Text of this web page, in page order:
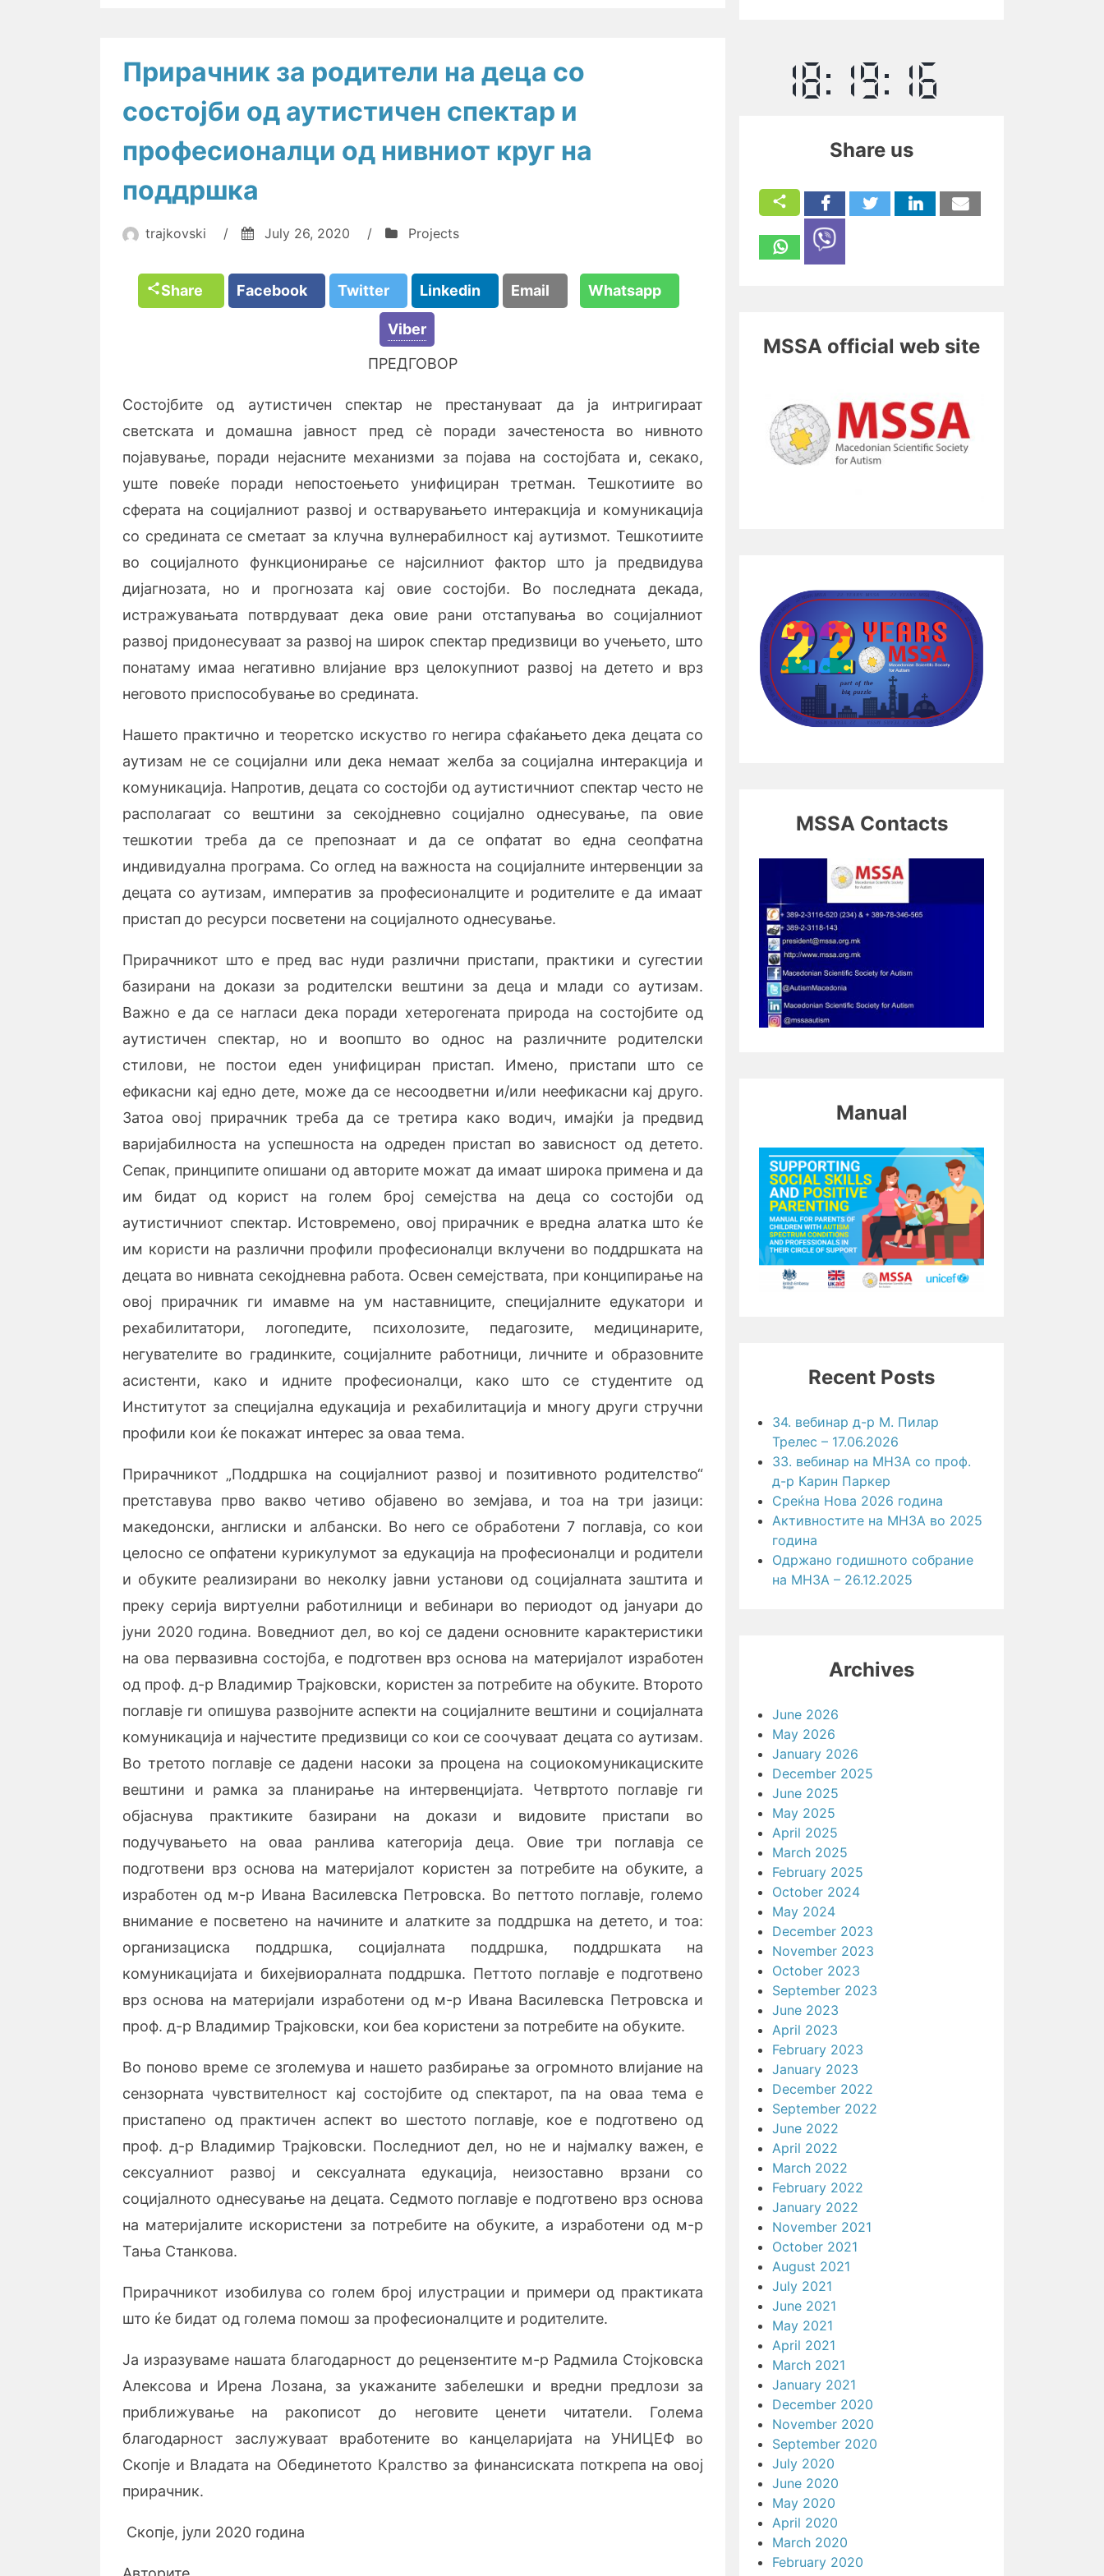
Прирачник за родители на деца со
состојби од аутистичен спектар и
професионалци од нивниот круг на
поддршка
trajkovski / July 26, 2020 / Projects
Share Facebook Twitter Linkedin Email Whatsapp
Viber
ПРЕДГОВОР
Состојбите од аутистичен спектар не престануваат да ја интригираат
светската и домашна јавност пред сèпоради зачестеноста во нивното
појавување, поради нејасните механизми за појава на состојбата и, секако,
уште повеќе поради непостоењето унифициран третман. Тешкотиите во
сферата на социјалниот развој и остварувањето интеракција и комуникација
со средината се сметаат за клучна вулнерабилност кај аутизмот. Тешкотиите
во социјалното функционирање се најсилниот фактор што ја предвидува
дијагнозата, но и прогнозата кај овие состојби. Во последната декада,
истражувањата потврдуваат дека овие рани отстапувања во социјалниот
развој придонесуваат за развој на широк спектар предизвици во учењето, што
понатаму имаа негативно влијание врз целокупниот развој на детето и врз
неговото приспособување во средината.
Нашето практично и теоретско искуство го негира сфаќањето дека децата со
аутизам не се социјални или дека немаат желба за социјална интеракција и
комуникација. Напротив, децата со состојби од аутистичниот спектар често не
располагаат со вештини за секојдневно социјално однесување, па овие
тешкотии треба да се препознаат и да се опфатат во една сеопфатна
индивидуална програма. Со оглед на важноста на социјалните интервенции за
децата со аутизам, императив за професионалците и родителите е да имаат
пристап до ресурси посветени на социјалното однесување.
Прирачникот што е пред вас нуди различни пристапи, практики и сугестии
базирани на докази за родителски вештини за деца и млади со аутизам.
Важно е да се нагласи дека поради хетерогената природа на состојбите од
аутистичен спектар, но и воопшто во однос на различните родителски
стилови, не постои еден унифициран пристап. Имено, пристапи што се
ефикасни кај едно дете, може да се несоодветни и/или неефикасни кај друго.
Затоа овој прирачник треба да се третира како водич, имајќи ја предвид
варијабилноста на успешноста на одреден пристап во зависност од детето.
Сепак, принципите опишани од авторите можат да имаат широка примена и да
им бидат од корист на голем број семејства на деца со состојби од
аутистичниот спектар. Истовремено, овој прирачник е вредна алатка што ќе
им користи на различни профили професионалци вклучени во поддршката на
децата во нивната секојдневна работа. Освен семејствата, при конципирање на
овој прирачник ги имавме на ум наставниците, специјалните едукатори и
рехабилитатори, логопедите, психолозите, педагозите, медицинарите,
негувателите во градинките, социјалните работници, личните и образовните
асистенти, како и идните професионалци, како што се студентите од
Институтот за специјална едукација и рехабилитација и многу други стручни
профили кои ќе покажат интерес за оваа тема.
Прирачникот „Поддршка на социјалниот развој и позитивното родителство“
претставува прво вакво четиво објавено во земјава, и тоа на три јазици:
македонски, англиски и албански. Во него се обработени 7 поглавја, со кои
целосно се опфатени курикулумот за едукација на професионалци и родители
и обуките реализирани во неколку јавни установи од социјалната заштита и
преку серија виртуелни работилници и вебинари во периодот од јануари до
јуни 2020 година. Воведниот дел, во кој се дадени основните карактеристики
на ова первазивна состојба, е подготвен врз основа на материјалот изработен
од проф. д-р Владимир Трајковски, користен за потребите на обуките. Второто
поглавје ги опишува развојните аспекти на социјалните вештини и социјалната
комуникација и најчестите предизвици со кои се соочуваат децата со аутизам.
Во третото поглавје се дадени насоки за процена на социокомуникациските
вештини и рамка за планирање на интервенцијата. Четвртото поглавје ги
објаснува практиките базирани на докази и видовите пристапи во
подучувањето на оваа ранлива категорија деца. Овие три поглавја се
подготвени врз основа на материјалот користен за потребите на обуките, а
изработен од м-р Ивана Василевска Петровска. Во петтото поглавје, големо
внимание е посветено на начините и алатките за поддршка на детето, и тоа:
организациска поддршка, социјалната поддршка, поддршката на
комуникацијата и бихејвиоралната поддршка. Петтото поглавје е подготвено
врз основа на материјали изработени од м-р Ивана Василевска Петровска и
проф. д-р Владимир Трајковски, кои беа користени за потребите на обуките.
Во поново време се зголемува и нашето разбирање за огромното влијание на
сензорната чувствителност кај состојбите од спектарот, па на оваа тема е
пристапено од практичен аспект во шестото поглавје, кое е подготвено од
проф. д-р Владимир Трајковски. Последниот дел, но не и најмалку важен, е
сексуалниот развој и сексуалната едукација, неизоставно врзани со
социјалното однесување на децата. Седмото поглавје е подготвено врз основа
на материјалите искористени за потребите на обуките, а изработени од м-р
Тања Станкова.
Прирачникот изобилува со голем број илустрации и примери од практиката
што ќе бидат од голема помош за професионалците и родителите.
Ја изразуваме нашата благодарност до рецензентите м-р Радмила Стојковска
Алексова и Ирена Лозана, за укажаните забелешки и вредни предлози за
приближување на ракописот до неговите ценети читатели. Голема
благодарност заслужуваат вработените во канцеларијата на УНИЦЕФ во
Скопје и Владата на Обединетото Кралство за финансиската поткрепа на овој
прирачник.
Скопје, јули 2020 година
Share us
MSSA official web site
MSSA Contacts
Manual
Recent Posts
34. вебинар д-р М. Пилар
Трелес – 17.06.2026
33. вебинар на МНЗА со проф.
д-р Карин Паркер
Среќна Нова 2026 година
Активностите на МНЗА во 2025
година
Одржано годишното собрание
на МНЗА – 26.12.2025
Archives
June 2026
May 2026
January 2026
December 2025
June 2025
May 2025
April 2025
March 2025
February 2025
October 2024
May 2024
December 2023
November 2023
October 2023
September 2023
June 2023
April 2023
February 2023
January 2023
December 2022
September 2022
June 2022
April 2022
March 2022
February 2022
January 2022
November 2021
October 2021
August 2021
July 2021
June 2021
May 2021
April 2021
March 2021
January 2021
December 2020
November 2020
September 2020
July 2020
June 2020
May 2020
April 2020
March 2020
February 2020